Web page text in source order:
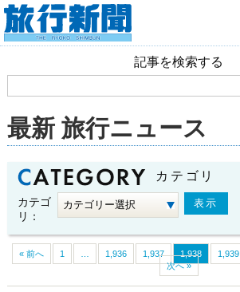
記事を検索する
最新 旅行ニュース
カテゴリ
カテゴ
リ：
« 前へ 1 1,936 1,937 1,938 1,939
次へ »